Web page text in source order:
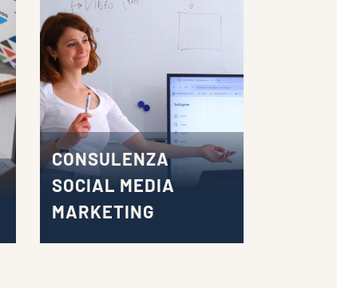
CONSULENZA
SOCIAL MEDIA
MARKETING